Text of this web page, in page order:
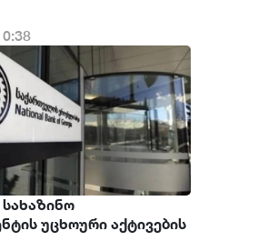
სახაზინო
უცხოური აქტივების